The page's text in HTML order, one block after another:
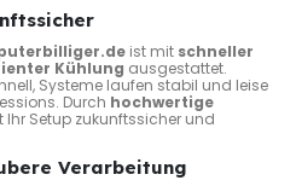
ist mit schneller
Kühlung ausgestattet.
Systeme laufen stabil und leise
Durch hochwertige
Ihr Setup zukunftssicher und
Verarbeitung